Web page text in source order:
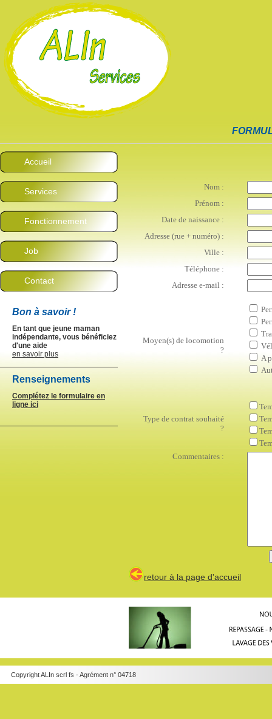
Accueil
Services
Fonctionnement
Job
Contact
Bon à savoir !
En tant que jeune maman
indépendante, vous bénéficiez
d'une aide
en savoir plus
Renseignements
Complétez le formulaire en
ligne ici
Nom :
Prénom :
Date de naissance :
Adresse (rue + numéro) :
Ville :
Téléphone :
Adresse e-mail :
Moyen(s) de locomotion
?
A
Type de contrat souhaité
?
Commentaires :
retour à la page d'accueil
Copyright ALIn scrl fs - Agrément n° 04718